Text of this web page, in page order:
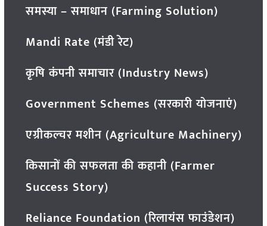
समस्या – समाधान (Farming Solution)
Mandi Rate (मंडी रेट)
कृषि कंपनी समाचार (Industry News)
Government Schemes (सरकारी योजनाएं)
एग्रीकल्चर मशीन (Agriculture Machinery)
किसानों की सफलता की कहानी (Farmer
Success Story)
Reliance Foundation (रिलायंस फाउंडेशन)